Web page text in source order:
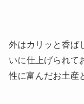
外はカリッと香ば
いに仕上げられて
性に富んだお土産